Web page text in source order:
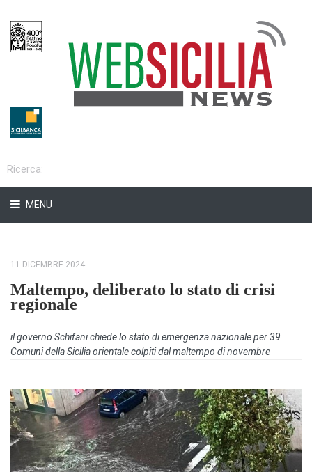
MENU
11 DICEMBRE 2024
Maltempo, deliberato lo stato di crisi
regionale
il governo Schifani chiede lo stato di emergenza nazionale per 39
Comuni della Sicilia orientale colpiti dal maltempo di novembre